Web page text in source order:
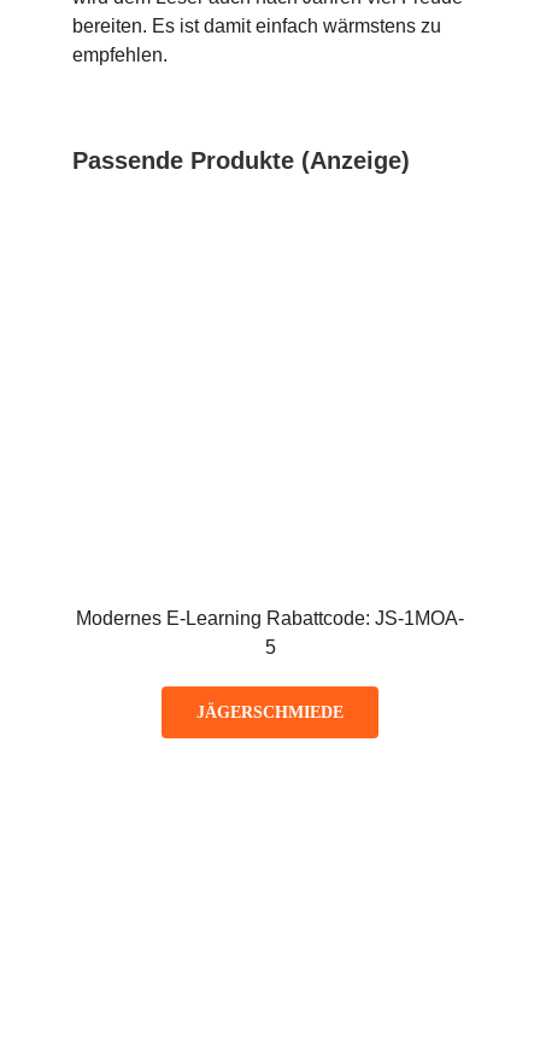
bereiten. Es ist damit einfach wärmstens zu
empfehlen.
Passende Produkte (Anzeige)
Modernes E-Learning Rabattcode: JS-1MOA-
5
JÄGERSCHMIEDE